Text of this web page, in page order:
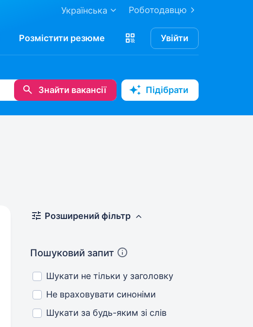
Роботодавцю
Українська
Розмістити резюме Увійти
Знайти вакансії Підібрати
Розширений фільтр
Пошуковий запит
Шукати не тільки у заголовку
Не враховувати синоніми
Шукати за будь-яким зі слів